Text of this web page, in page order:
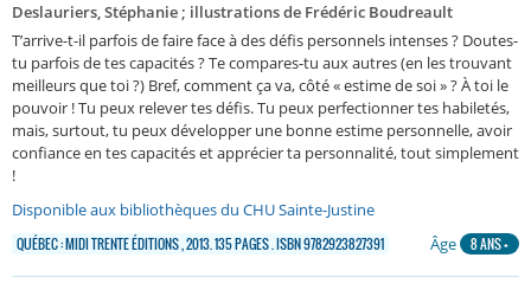
Deslauriers, Stéphanie ; illustrations de Frédéric Boudreault
T’arrive-t-il parfois de faire face à des défis personnels intenses ? Doutes-
tu parfois de tes capacités ? Te compares-tu aux autres (en les trouvant
meilleurs que toi ?) Bref, comment ça va, côté « estime de soi » ? À toi le
pouvoir ! Tu peux relever tes défis. Tu peux perfectionner tes habiletés,
mais, surtout, tu peux développer une bonne estime personnelle, avoir
confiance en tes capacités et apprécier ta personnalité, tout simplement
!
Disponible aux bibliothèques du CHU Sainte-Justine
QUÉBEC : MIDI TRENTE ÉDITIONS , 2013. 135 PAGES . ISBN 9782923827391 Âge 8 ANS +